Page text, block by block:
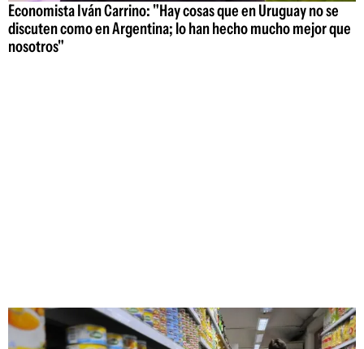
Economista Iván Carrino: "Hay cosas que en Uruguay no se
discuten como en Argentina; lo han hecho mucho mejor que
nosotros"